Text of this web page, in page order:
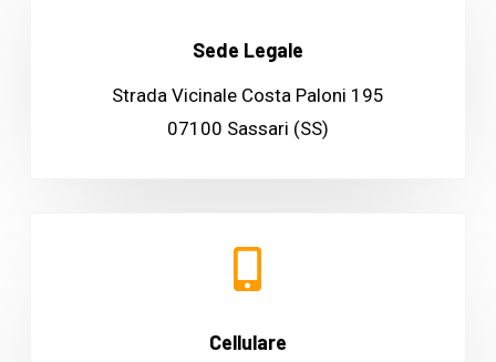
Sede Legale
Strada Vicinale Costa Paloni 195
07100 Sassari (SS)

Cellulare